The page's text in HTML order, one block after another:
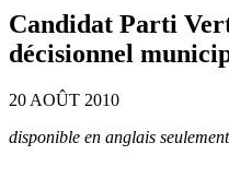
Candidat Parti
décisionnel
20 AOÛT 2010
disponible en anglais seulement